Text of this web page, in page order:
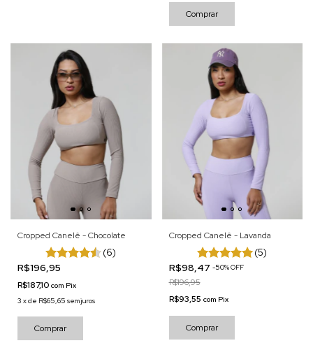
Comprar
Cropped Canelê - Chocolate
(6)
R$196,95
R$187,10 com Pix
3 xde R$65,65 sem juros
Comprar
Cropped Canelê - Lavanda
(5)
R$98,47 -50%OFF
R$196,95
R$93,55 com Pix
Comprar